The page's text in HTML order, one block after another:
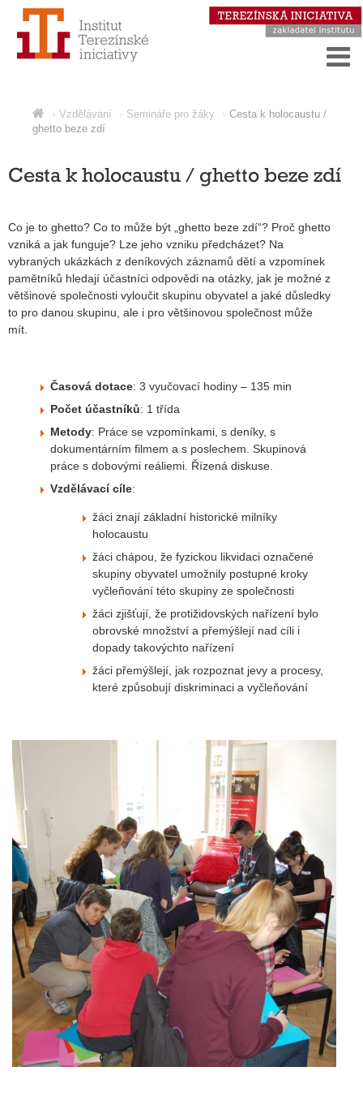
Vzdělávání Semináře pro žáky
Cesta k holocaustu /
ghetto beze zdí
Cesta k holocaustu / ghetto beze zdí
Co je to ghetto? Co to může být „ghetto beze zdí“? Proč ghetto
vzniká a jak funguje? Lze jeho vzniku předcházet? Na
vybraných ukázkách z deníkových záznamů dětí a vzpomínek
pamětníků hledají účastníci odpovědi na otázky, jak je možné z
většinové společnosti vyloučit skupinu obyvatel a jaké důsledky
to pro danou skupinu, ale i pro většinovou společnost může
mít.
Časová dotace: 3 vyučovací hodiny – 135 min
Počet účastníků: 1 třída
Metody: Práce se vzpomínkami, s deníky, s
dokumentárním filmem a s poslechem. Skupinová
práce s dobovými reáliemi. Řízená diskuse.
Vzdělávací cíle:
žáci znají základní historické milníky
holocaustu
žáci chápou, že fyzickou likvidaci označené
skupiny obyvatel umožnily postupné kroky
vyčleňování této skupiny ze společnosti
žáci zjišťují, že protižidovských nařízení bylo
obrovské množství a přemýšlejí nad cíli i
dopady takovýchto nařízení
žáci přemýšlejí, jak rozpoznat jevy a procesy,
které způsobují diskriminaci a vyčleňování